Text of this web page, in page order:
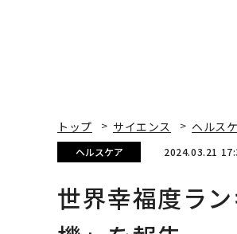
トップ サイエンス ヘルス
ヘルスケア 2024.03.21
世界幸福度ラ